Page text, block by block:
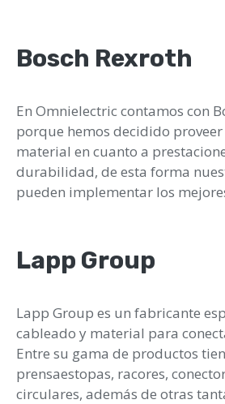
Bosch Rexroth
En Omnielectric contamos con
porque hemos decidido
material en cuanto a
durabilidad, de esta forma
pueden implementar los
Lapp Group
Lapp Group es un fabricante
cableado y material para
Entre su gama de productos
prensaestopas, racores,
circulares, además de otras